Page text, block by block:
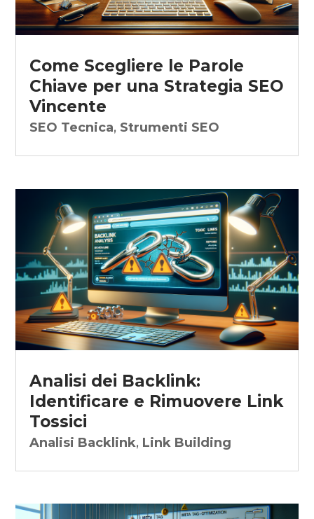
Come Scegliere le Parole
Chiave per una Strategia SEO
Vincente
SEO Tecnica, Strumenti SEO
Analisi dei Backlink:
Identificare e Rimuovere Link
Tossici
Analisi Backlink, Link Building